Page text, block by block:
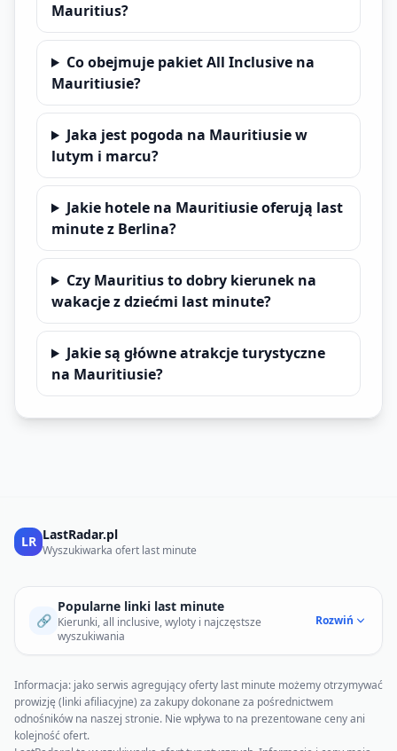
Mauritius?
Co obejmuje pakiet All Inclusive na
Mauritiusie?
Jaka jest pogoda na Mauritiusie w
lutym i marcu?
Jakie hotele na Mauritiusie oferują last
minute z Berlina?
Czy Mauritius to dobry kierunek na
wakacje z dziećmi last minute?
Jakie są główne atrakcje turystyczne
na Mauritiusie?
LR LastRadar.pl
Wyszukiwarka ofert last minute
🔗
Popularne linki last minute
Kierunki, all inclusive, wyloty i najczęstsze
wyszukiwania
Rozwiń
Informacja: jako serwis agregujący oferty last minute możemy otrzymywać
prowizję (linki afiliacyjne) za zakupy dokonane za pośrednictwem
odnośników na naszej stronie. Nie wpływa to na prezentowane ceny ani
kolejność ofert.